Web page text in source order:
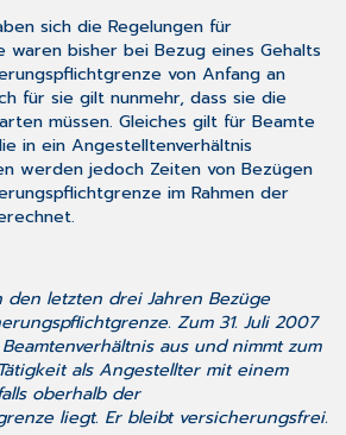
sich die Regelungen für
waren bisher bei Bezug eines Gehalts
von Anfang an
für sie gilt nunmehr, dass sie die
müssen. Gleiches gilt für Beamte
in ein Angestelltenverhältnis
werden jedoch Zeiten von Bezügen
im Rahmen der
den letzten drei Jahren Bezüge
Zum 31. Juli 2007
aus und nimmt zum
als Angestellter mit einem
oberhalb der
liegt. Er bleibt versicherungsfrei.